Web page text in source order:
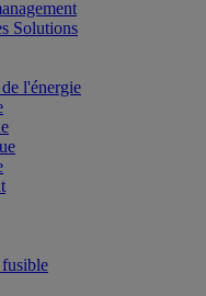
Solutions
l'énergie